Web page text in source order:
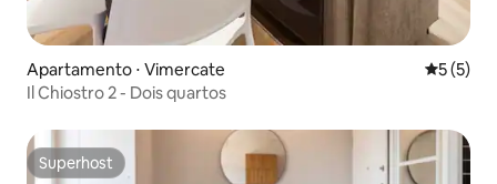
Apartamento ⋅ Vimercate 5 de
5 (5)
Il Chiostro 2 - Dois quartos
Superhost
Superhost